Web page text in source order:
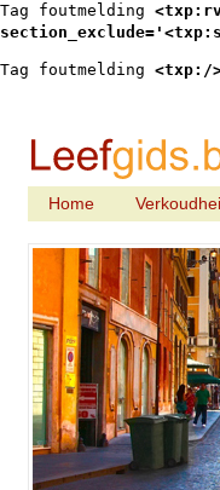
Tag foutmelding
Tag foutmelding <txp:/
Home